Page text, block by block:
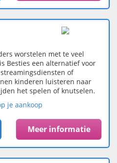
worstelen met te veel
Besties een alternatief voor
of
kinderen luisteren naar
het spelen of knutselen.
je aankoop
Meer informatie